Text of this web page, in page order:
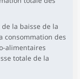
la baisse de la
consommation des
alimentaires
totale de la